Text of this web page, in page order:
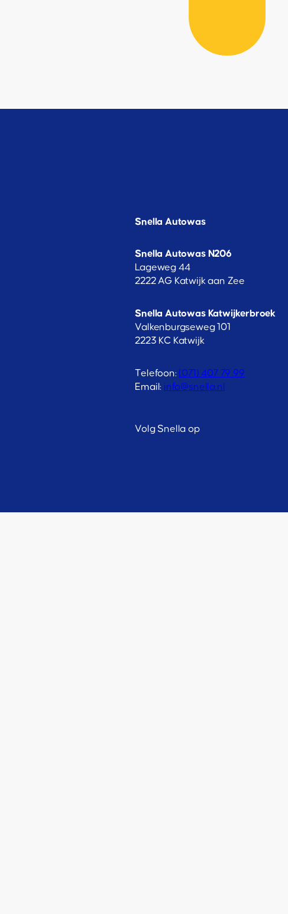
Snella Autowas
Snella Autowas N206
Lageweg 44
2222 AG Katwijk aan Zee
Snella Autowas Katwijkerbroek
Valkenburgseweg 101
2223 KC Katwijk
Telefoon:(071) 407 79 99
Email: info@snella.nl
Volg Snella op